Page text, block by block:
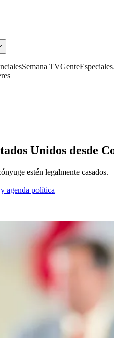
Semana TVGenteEspeciales
Unidos desde
estén legalmente casados.
agenda política